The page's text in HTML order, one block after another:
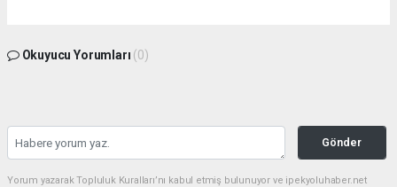
Okuyucu Yorumları (0)
Gönder
Yorum yazarak Topluluk Kuralları’nı kabul etmiş bulunuyor ve ipekyoluhaber.net